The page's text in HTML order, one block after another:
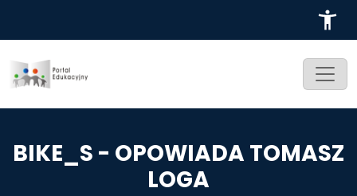
BIKE_S - OPOWIADA TOMASZ
LOGA